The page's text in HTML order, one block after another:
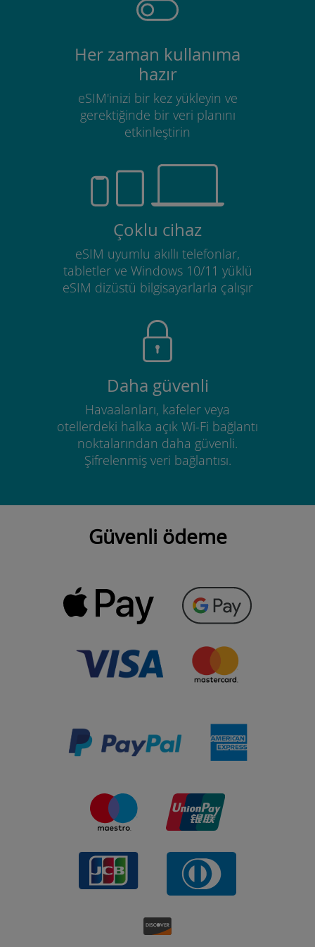
Her zaman kullanıma
hazır
eSIM'inizi bir kez yükleyin ve
gerektiğinde bir veri planını
etkinleştirin
Çoklu cihaz
eSIM uyumlu akıllı telefonlar,
tabletler ve Windows 10/11 yüklü
eSIM dizüstü bilgisayarlarla çalışır
Daha güvenli
Havaalanları, kafeler veya
otellerdeki halka açık Wi-Fi bağlantı
noktalarından daha güvenli.
Şifrelenmiş veri bağlantısı.
Güvenli ödeme